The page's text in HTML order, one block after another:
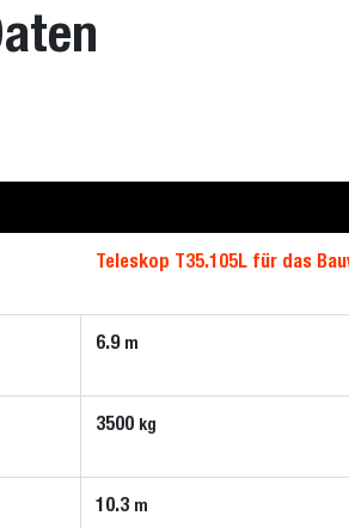
Teleskop T35.105L für das
6.9 m
3500 kg
10.3 m